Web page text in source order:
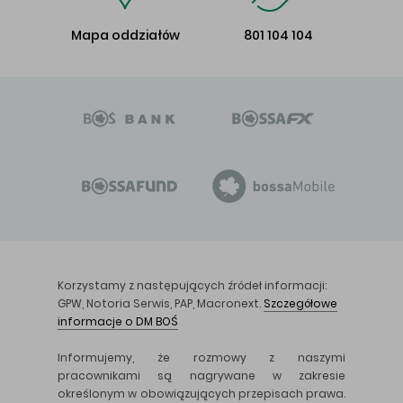
Mapa oddziałów 801 104 104
Korzystamy z następujących źródeł informacji:
GPW, Notoria Serwis, PAP, Macronext. Szczegółowe
informacje o DM BOŚ
Informujemy, że rozmowy z naszymi
pracownikami są nagrywane w zakresie
określonym w obowiązujących przepisach prawa.